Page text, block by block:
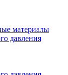
материалы
давления